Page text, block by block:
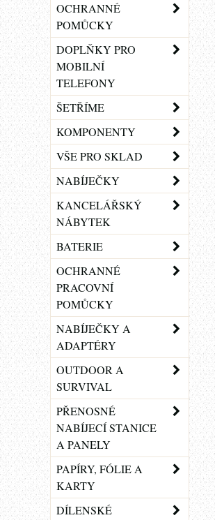
OCHRANNÉ
POMŮCKY
DOPLŇKY PRO
MOBILNÍ
TELEFONY
ŠETŘÍME
KOMPONENTY
VŠE PRO SKLAD
NABÍJEČKY
KANCELÁŘSKÝ
NÁBYTEK
BATERIE
OCHRANNÉ
PRACOVNÍ
POMŮCKY
NABÍJEČKY A
ADAPTÉRY
OUTDOOR A
SURVIVAL
PŘENOSNÉ
NABÍJECÍ STANICE
A PANELY
PAPÍRY, FÓLIE A
KARTY
DÍLENSKÉ